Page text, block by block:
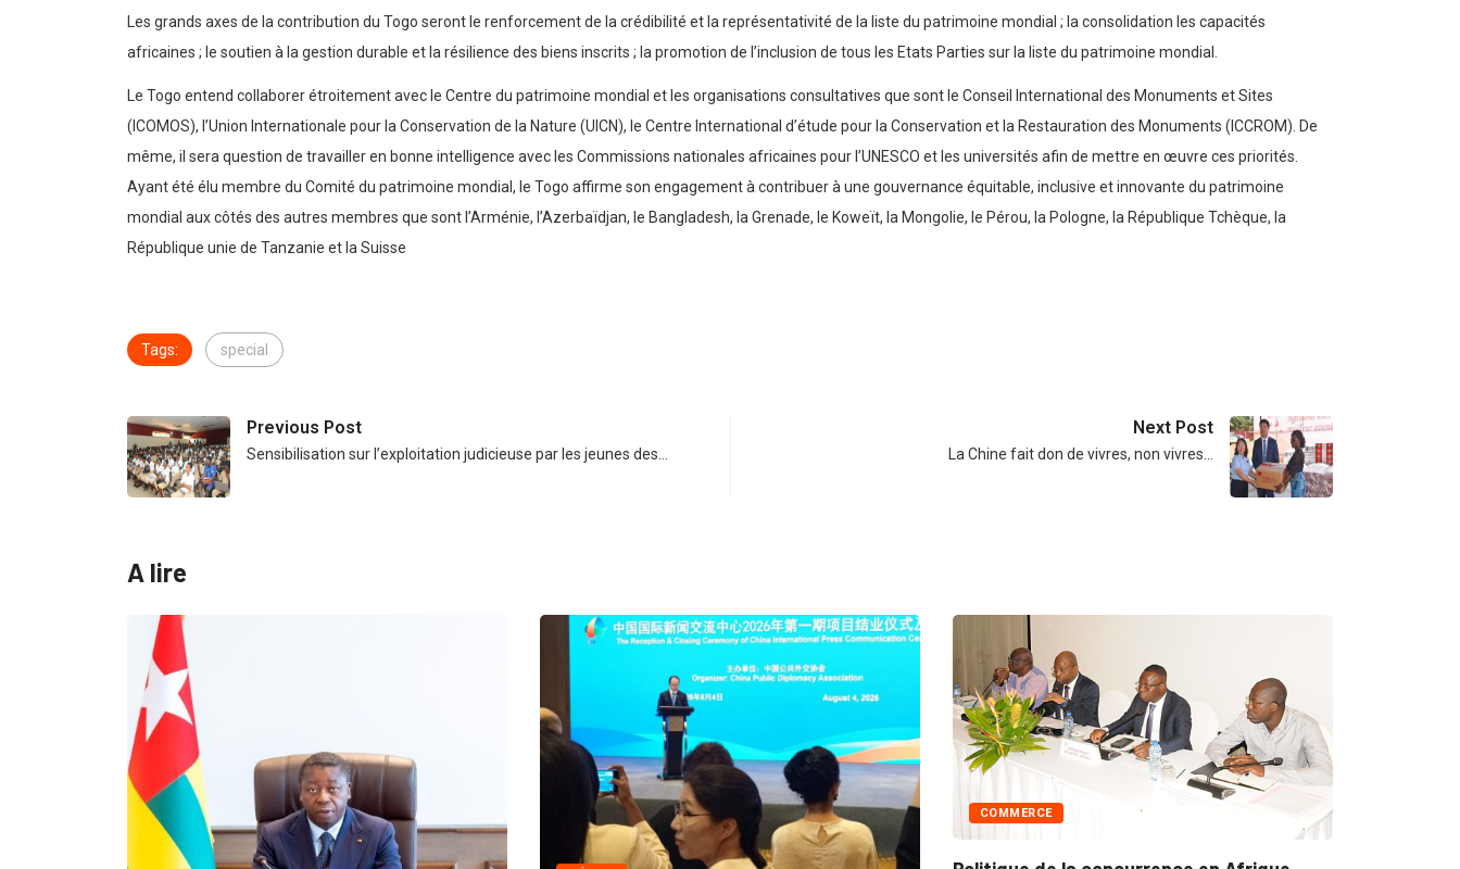
Les grands axes de la contribution du Togo seront le renforcement de la crédibilité et la représentativité de la liste du patrimoine mondial ; la consolidation les capacités
africaines ; le soutien à la gestion durable et la résilience des biens inscrits ; la promotion de l’inclusion de tous les Etats Parties sur la liste du patrimoine mondial.
Le Togo entend collaborer étroitement avec le Centre du patrimoine mondial et les organisations consultatives que sont le Conseil International des Monuments et Sites
(ICOMOS), l’Union Internationale pour la Conservation de la Nature (UICN), le Centre International d’étude pour la Conservation et la Restauration des Monuments (ICCROM). De
même, il sera question de travailler en bonne intelligence avec les Commissions nationales africaines pour l’UNESCO et les universités afin de mettre en œuvre ces priorités.
Ayant été élu membre du Comité du patrimoine mondial, le Togo affirme son engagement à contribuer à une gouvernance équitable, inclusive et innovante du patrimoine
mondial aux côtés des autres membres que sont l’Arménie, l’Azerbaïdjan, le Bangladesh, la Grenade, le Koweït, la Mongolie, le Pérou, la Pologne, la République Tchèque, la
République unie de Tanzanie et la Suisse
Tags: special
Previous Post
Sensibilisation sur l’exploitation judicieuse par les jeunes des…
Next Post
La Chine fait don de vivres, non vivres…
A lire
COMMERCE